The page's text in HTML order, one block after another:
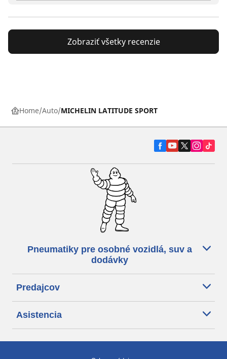
Zobraziť všetky recenzie
Home Auto MICHELIN LATITUDE SPORT
Pneumatiky pre osobné vozidlá, suv a
dodávky
Predajcov
Asistencia